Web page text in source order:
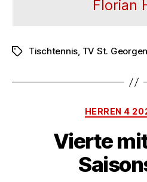
Florian
Schlagwörter
Tischtennis, TV St. Georgen
HERREN 4
Vierte